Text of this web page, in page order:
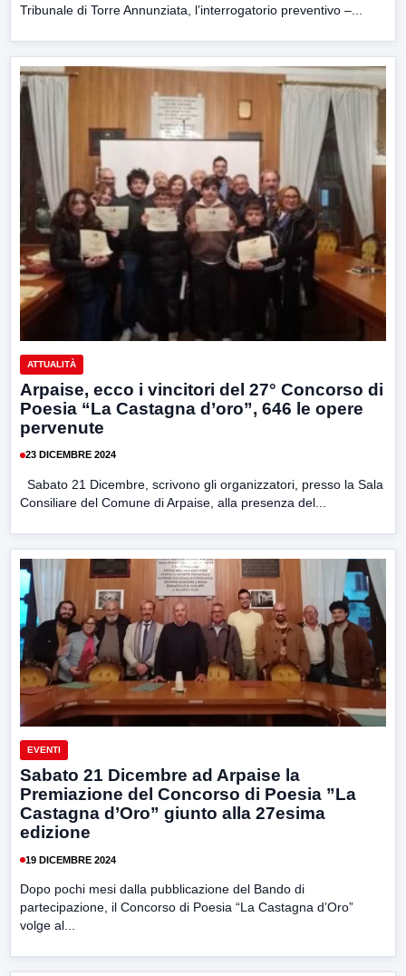
Tribunale di Torre Annunziata, l’interrogatorio preventivo –...
ATTUALITÀ
Arpaise, ecco i vincitori del 27° Concorso di
Poesia “La Castagna d’oro”, 646 le opere
pervenute
23 DICEMBRE 2024
Sabato 21 Dicembre, scrivono gli organizzatori, presso la Sala
Consiliare del Comune di Arpaise, alla presenza del...
EVENTI
Sabato 21 Dicembre ad Arpaise la
Premiazione del Concorso di Poesia ”La
Castagna d’Oro” giunto alla 27esima
edizione
19 DICEMBRE 2024
Dopo pochi mesi dalla pubblicazione del Bando di
partecipazione, il Concorso di Poesia “La Castagna d’Oro”
volge al...